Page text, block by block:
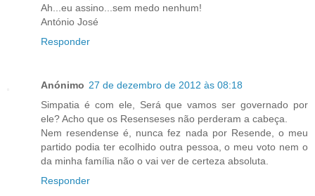
Ah...eu assino...sem medo nenhum!
António José
Responder
Anónimo 27 de dezembro de 2012 às 08:18
Simpatia é com ele, Será que vamos ser governado por
ele? Acho que os Resenseses não perderam a cabeça.
Nem resendense é, nunca fez nada por Resende, o meu
partido podia ter ecolhido outra pessoa, o meu voto nem o
da minha família não o vai ver de certeza absoluta.
Responder